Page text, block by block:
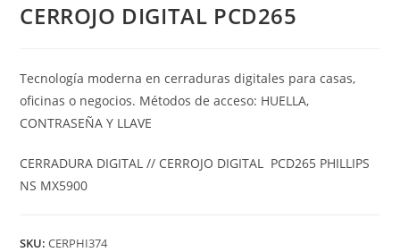
CERROJO DIGITAL PCD265
Tecnología moderna en cerraduras digitales para casas,
oficinas o negocios. Métodos de acceso: HUELLA,
CONTRASEÑA Y LLAVE
CERRADURA DIGITAL // CERROJO DIGITAL PCD265 PHILLIPS
NS MX5900
SKU:CERPHI374